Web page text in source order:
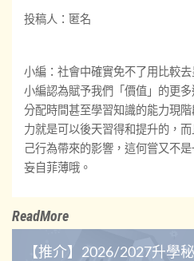
投稿人：匿名
小編：社會中確實免不了用比較
小編認為賦予我們「價值」的更
分配時間甚至學習知識的能力現
力就是可以後天習得和提升的，
己行為帶來的影響，這何嘗又不
妄自菲薄哦。
ReadMore
【推介】2026/2027升學